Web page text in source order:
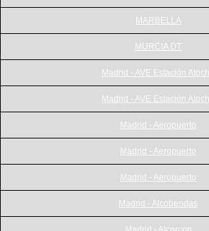
MARBELLA
MURCIA DT
Madrid - AVE Estación
Madrid - AVE Estación
Madrid - Aeropuerto
Madrid - Aeropuerto
Madrid - Aeropuerto
Madrid - Alcobendas